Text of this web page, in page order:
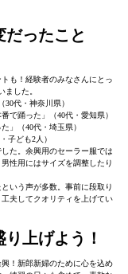
だったこと
も！経験者のみなさんにとっ
ました。
30代・神奈川県）
で踊った」（40代・愛知県）
」（40代・埼玉県）
子ども2人）
た。余興用のセーラー服では
性用にはサイズを調整したり
いう声が多数。事前に段取り
夫してクオリティを上げてい
上げよう！
！新郎新婦のために心を込め